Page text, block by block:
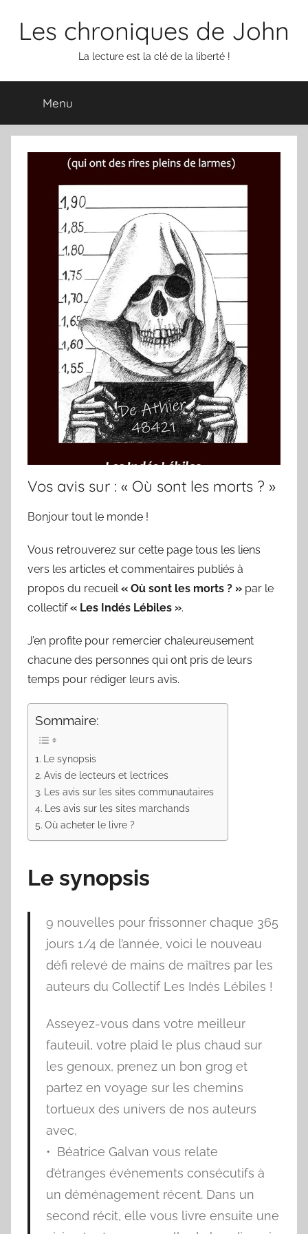
Les chroniques de John
La lecture est la clé de la liberté !
Menu
Vos avis sur : « Où sont les morts ? »
Bonjour tout le monde !
Vous retrouverez sur cette page tous les liens
vers les articles et commentaires publiés à
propos du recueil« Où sont les morts ? » par le
collectif« Les Indés Lébiles ».
J’en profite pour remercier chaleureusement
chacune des personnes qui ont pris de leurs
temps pour rédiger leurs avis.
Sommaire:
Le synopsis
Avis de lecteurs et lectrices
Les avis sur les sites communautaires
Les avis sur les sites marchands
Où acheter le livre ?
Le synopsis
9 nouvelles pour frissonner chaque 365
jours 1/4 de l’année, voici le nouveau
défi relevé de mains de maîtres par les
auteurs du Collectif Les Indés Lébiles !
Asseyez-vous dans votre meilleur
fauteuil, votre plaid le plus chaud sur
les genoux, prenez un bon grog et
partez en voyage sur les chemins
tortueux des univers de nos auteurs
avec,
• Béatrice Galvan vous relate
d’étranges événements consécutifs à
un déménagement récent. Dans un
second récit, elle vous livre ensuite une